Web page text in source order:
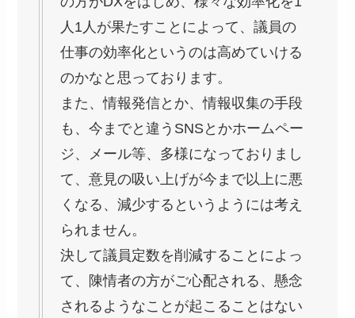
人1人が果たすことによって、議員の
仕事の効率化というのは高めていける
のかなと思っております。
また、情報発信とか、情報収集の手段
も、今までと違うSNSとかホームペー
ジ、メール等、多様になっておりまし
て、意見の吸い上げが今まで以上に悪
くなる、減少するというようには考え
られません。
決して議員定数を削減することによっ
て、陳情者の方がご心配される、懸念
されるようなことが起こることはない